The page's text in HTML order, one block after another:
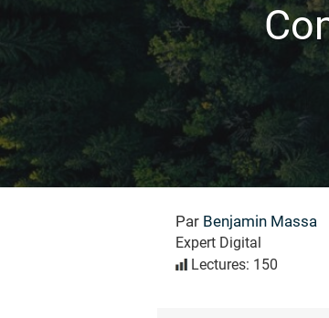
Par Benjamin Massa
Expert Digital
Lectures: 150